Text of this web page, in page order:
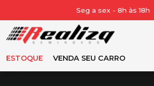
Seg a sex - 8h às 18h
ESTOQUE VENDA SEU CARRO